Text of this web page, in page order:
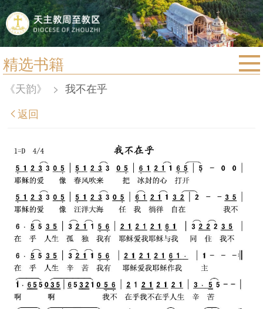
精选书籍
首页
宗教法规
教区简介
信仰文萃
教会圣月
《天韵》 > 我不在乎
返回